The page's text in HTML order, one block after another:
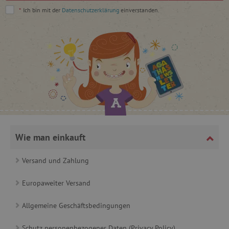
* Ich bin mit der Datenschutzerklärung einverstanden.
Wie man einkauft
Versand und Zahlung
Europaweiter Versand
Allgemeine Geschäftsbedingungen
_lb .agathaswelt.de
_lb_ccc .agathaswelt.de
product_filter_remember
_sp_ses.ab3e